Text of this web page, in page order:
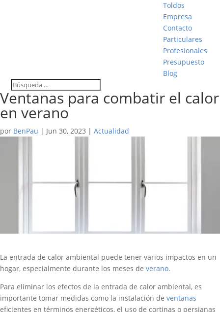
Toldos
Empresa
Contacto
Particulares
Profesionales
Presupuesto
Blog
Ventanas para combatir el calor
en verano
por BenPau | Jun 30, 2023 | Actualidad
La entrada de calor ambiental puede tener varios impactos en un
hogar, especialmente durante los meses de verano.
Para eliminar los efectos de la entrada de calor ambiental, es
importante tomar medidas como la instalación de ventanas
eficientes en términos energéticos, el uso de cortinas o persianas